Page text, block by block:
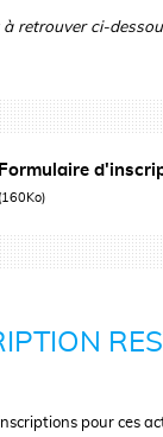
retrouver ci-
Formulaire
(160Ko)
pour ces